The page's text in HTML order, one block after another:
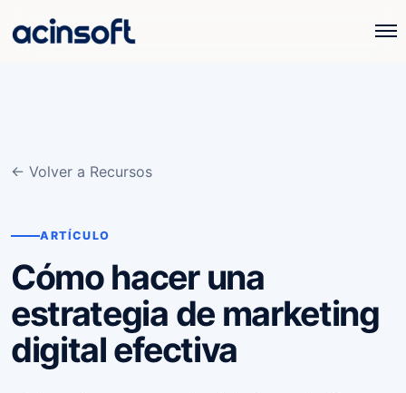
← Volver a Recursos
ARTÍCULO
Cómo hacer una
estrategia de marketing
digital efectiva